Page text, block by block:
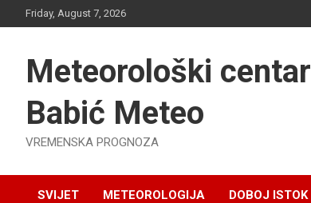
to
Friday, August 7, 2026
Meteorološki centar
Babić Meteo
VREMENSKA PROGNOZA
SVIJET METEOROLOGIJA DOBOJ ISTOK